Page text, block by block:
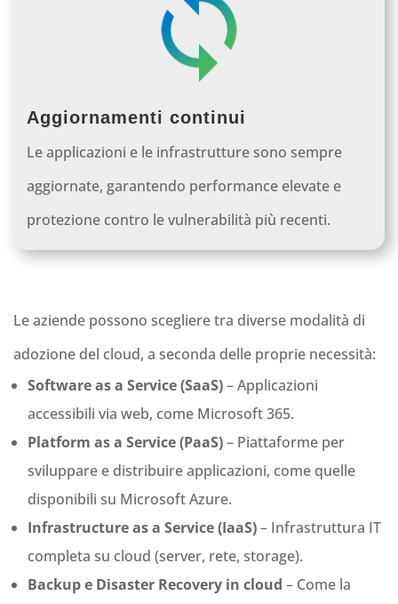
Aggiornamenti continui
Le applicazioni e le infrastrutture sono sempre
aggiornate, garantendo performance elevate e
protezione contro le vulnerabilità più recenti.
Le aziende possono scegliere tra diverse modalità di
adozione del cloud, a seconda delle proprie necessità:
Software as a Service (SaaS)– Applicazioni
accessibili via web, come Microsoft 365.
Platform as a Service (PaaS)– Piattaforme per
sviluppare e distribuire applicazioni, come quelle
disponibili su Microsoft Azure.
Infrastructure as a Service (IaaS)– Infrastruttura IT
completa su cloud (server, rete, storage).
Backup e Disaster Recovery in cloud – Come la